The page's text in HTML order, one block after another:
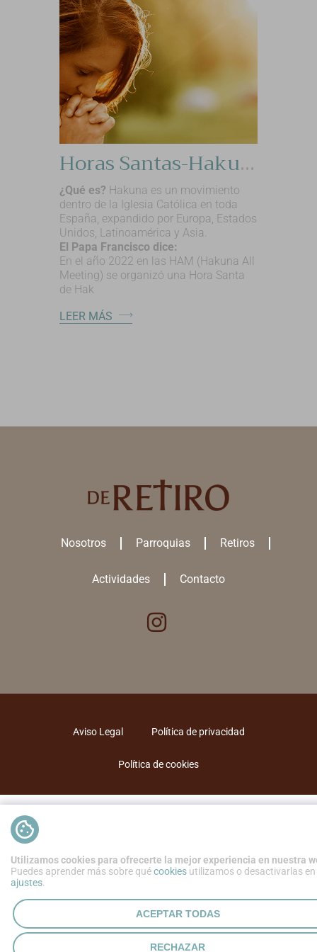
Horas Santas-Hakuna
¿Qué es? Hakuna es un movimiento
dentro de la Iglesia Católica en toda
España, expandido por Europa, Estados
Unidos, Latinoamérica y Asia.
El Papa Francisco dice:
En el año 2022 en las HAM (Hakuna All
Meeting) se organizó una Hora Santa
de Hak
LEER MÁS
Nosotros Parroquias Retiros
Actividades Contacto
Aviso Legal Política de privacidad
Política de cookies
Utilizamos cookies para ofrecerte la mejor experiencia en nuestra
Puedes aprender más sobre quécookies utilizamos o desactivarlas
ajustes
ACEPTAR TODAS
RECHAZAR